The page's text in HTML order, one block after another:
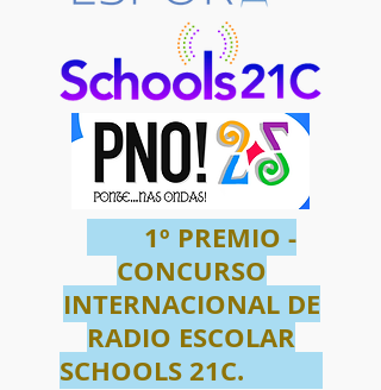
1º PREMIO -
CONCURSO
INTERNACIONAL DE
RADIO ESCOLAR
SCHOOLS 21C.